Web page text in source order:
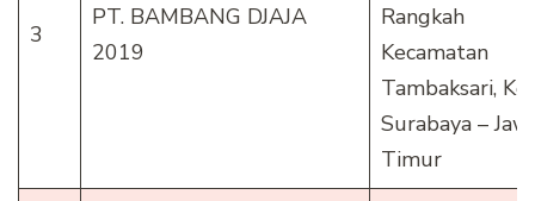
3
PT. BAMBANG DJAJA
2019
Rangkah
Kecamatan
Tambaksari,
Surabaya –
Timur